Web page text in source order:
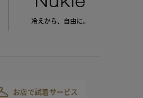
冷えから、 自由に。
お店で試着サービス